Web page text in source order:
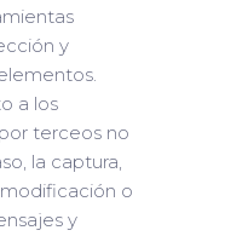
y
a los
terceos no
la captura,
o
y